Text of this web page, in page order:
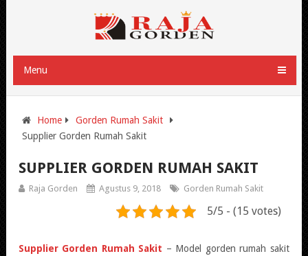
Menu
Home
Gorden Rumah Sakit
Supplier Gorden Rumah Sakit
SUPPLIER GORDEN RUMAH SAKIT
Raja Gorden Agustus 9, 2018 Gorden Rumah Sakit
5/5 - (15 votes)
Supplier Gorden Rumah Sakit – Model gorden rumah sakit